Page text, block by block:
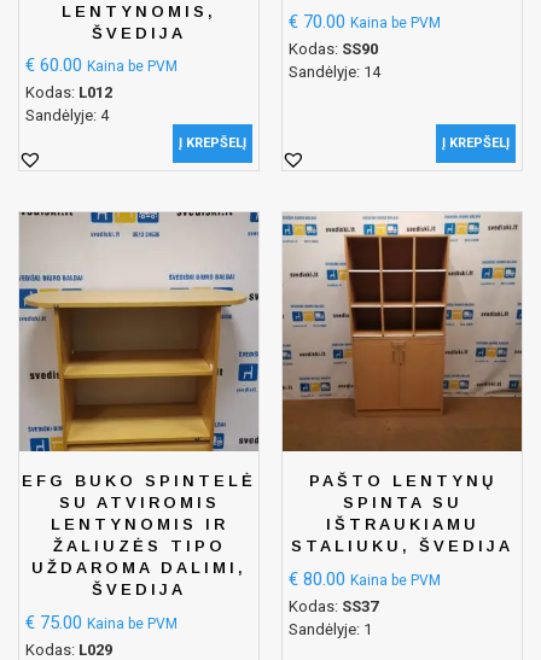
LENTYNOMIS,
ŠVEDIJA
€ 60.00 Kaina be PVM
Kodas: L012
Sandėlyje: 4
Į KREPŠELĮ
€ 70.00 Kaina be PVM
Kodas: SS90
Sandėlyje: 14
Į KREPŠELĮ
EFG BUKO SPINTELĖ
SU ATVIROMIS
LENTYNOMIS IR
ŽALIUZĖS TIPO
UŽDAROMA DALIMI,
ŠVEDIJA
€ 75.00 Kaina be PVM
Kodas: L029
PAŠTO LENTYNŲ
SPINTA SU
IŠTRAUKIAMU
STALIUKU, ŠVEDIJA
€ 80.00 Kaina be PVM
Kodas: SS37
Sandėlyje: 1